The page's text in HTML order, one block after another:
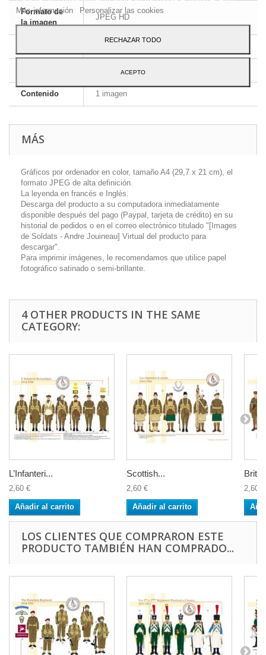
Formato de
la imagen
JPEG HD
Inglés y francés
Contenido 1 imagen
MÁS
Gráficos por ordenador en color, tamaño A4 (29,7 x 21 cm), el
formato JPEG de alta definición.
La leyenda en francés e Inglés.
Descarga del producto a su computadora inmediatamente
disponible después del pago (Paypal, tarjeta de crédito) en su
historial de pedidos o en el correo electrónico titulado "[Images
de Soldats - Andre Jouineau] Virtual del producto para
descargar".
Para imprimir imágenes, le recomendamos que utilice papel
fotográfico satinado o semi-brillante.
4 OTHER PRODUCTS IN THE SAME
CATEGORY:
L’Infanteri...
2,60 €
Añadir al carrito
Scottish...
2,60 €
Añadir al carrito
2,60 €
LOS CLIENTES QUE COMPRARON ESTE
PRODUCTO TAMBIÉN HAN COMPRADO...
Más información
Personalizar las cookies
RECHAZAR TODO
ACEPTO